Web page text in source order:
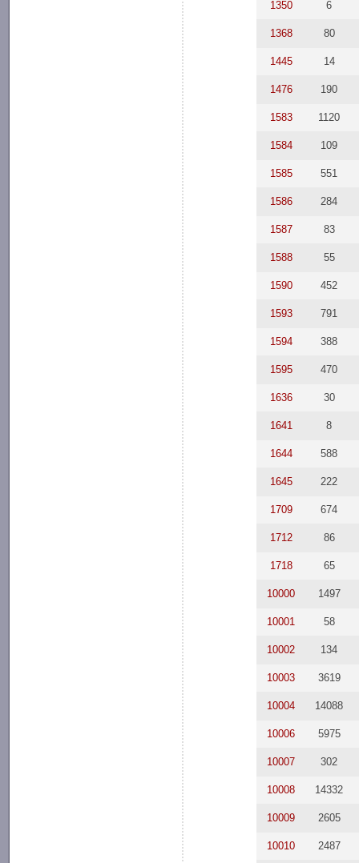
1350 6
1368 80
1445 14
1476 190
1583 1120
1584 109
1585 551
1586 284
1587 83
1588 55
1590 452
1593 791
1594 388
1595 470
1636 30
1641 8
1644 588
1645 222
1709 674
1712 86
1718 65
10000 1497
10001 58
10002 134
10003 3619
10004 14088
10006 5975
10007 302
10008 14332
10009 2605
10010 2487